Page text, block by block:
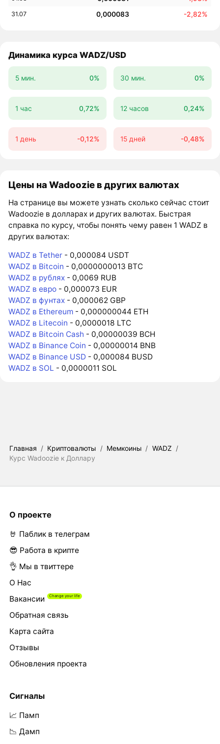
31.07 0,000083 -2,82%
Динамика курса WADZ/USD
5 мин. 0% 30 мин. 0%
1 час 0,72% 12 часов 0,24%
1 день -0,12% 15 дней -0,48%
Цены на Wadoozie в других валютах
На странице вы можете узнать сколько сейчас стоит
Wadoozie в долларах и других валютах. Быстрая
справка по курсу, чтобы понять чему равен 1 WADZ в
других валютах:
WADZ в Tether - 0,000084 USDT
WADZ в Bitcoin - 0,0000000013 BTC
WADZ в рублях - 0,0069 RUB
WADZ в евро - 0,000073 EUR
WADZ в фунтах - 0,000062 GBP
WADZ в Ethereum - 0,000000044 ETH
WADZ в Litecoin - 0,0000018 LTC
WADZ в Bitcoin Cash - 0,00000039 BCH
WADZ в Binance Coin - 0,00000014 BNB
WADZ в Binance USD - 0,000084 BUSD
WADZ в SOL - 0,0000011 SOL
Главная / Криптовалюты / Мемкоины / WADZ /
Курс Wadoozie к Доллару
О проекте
🤘 Паблик в телеграм
😎 Работа в крипте
👌 Мы в твиттере
О Нас
Вакансии
Обратная связь
Карта сайта
Отзывы
Обновления проекта
Сигналы
📈 Памп
📉 Дамп